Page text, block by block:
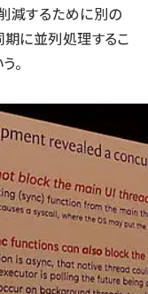
減するために別の
期に並列処理するこ
。